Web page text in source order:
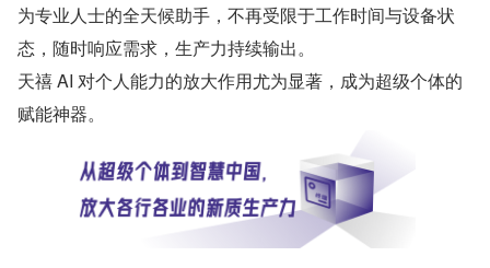
为专业人士的全天候助手，不再受限于工作时间与设备状
态，随时响应需求，生产力持续输出。
天禧 AI 对个人能力的放大作用尤为显著，成为超级个体的
赋能神器。